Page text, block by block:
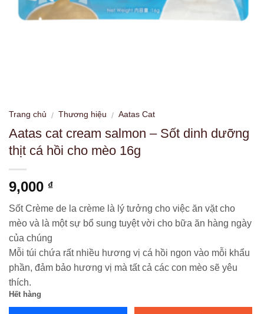
Trang chủ / Thương hiệu / Aatas Cat
Aatas cat cream salmon – Sốt dinh dưỡng
thịt cá hồi cho mèo 16g
9,000 ₫
Sốt Crème de la crème là lý tưởng cho việc ăn vặt cho
mèo và là một sự bổ sung tuyệt vời cho bữa ăn hàng ngày
của chúng
Mỗi túi chứa rất nhiều hương vị cá hồi ngon vào mỗi khẩu
phần, đảm bảo hương vị mà tất cả các con mèo sẽ yêu
thích.
Hết hàng